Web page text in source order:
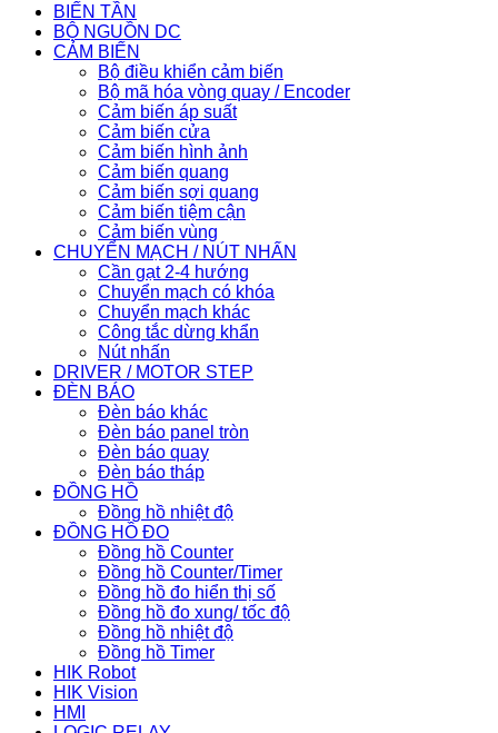
BIẾN TẦN
BỘ NGUỒN DC
CẢM BIẾN
Bộ điều khiển cảm biến
Bộ mã hóa vòng quay / Encoder
Cảm biến áp suất
Cảm biến cửa
Cảm biến hình ảnh
Cảm biến quang
Cảm biến sợi quang
Cảm biến tiệm cận
Cảm biến vùng
CHUYỂN MẠCH / NÚT NHẤN
Cần gạt 2-4 hướng
Chuyển mạch có khóa
Chuyển mạch khác
Công tắc dừng khẩn
Nút nhấn
DRIVER / MOTOR STEP
ĐÈN BÁO
Đèn báo khác
Đèn báo panel tròn
Đèn báo quay
Đèn báo tháp
ĐỒNG HỒ
Đồng hồ nhiệt độ
ĐỒNG HỒ ĐO
Đồng hồ Counter
Đồng hồ Counter/Timer
Đồng hồ đo hiển thị số
Đồng hồ đo xung/ tốc độ
Đồng hồ nhiệt độ
Đồng hồ Timer
HIK Robot
HIK Vision
HMI